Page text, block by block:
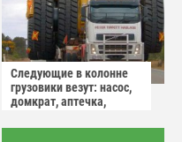
Следующие в колонне
грузовики везут: насос,
домкрат, аптечка,